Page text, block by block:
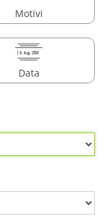
Motivi
Data